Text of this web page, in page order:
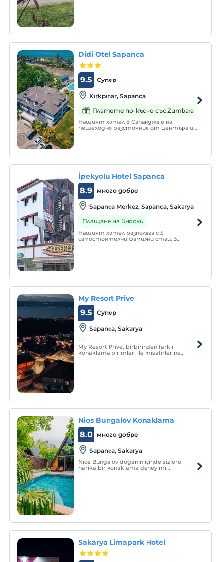
Didi Otel Sapanca
Супер
9.5
Kırkpınar, Sapanca
Платете по-късно със Zumbara
Нашият хотел в Сапанджа е на
пешеходно разстояние от центъра и
İpekyolu Hotel Sapanca
много добре
8.9
Sapanca Merkez, Sapanca, Sakarya
Плащане на вноски
Нашият хотел разполага с 5
самостоятелни фамилни стаи, 3
My Resort Prive
Супер
9.5
Sapanca, Sakarya
My Resort Prive, birbirinden farklı
konaklama birimleri ile misafirlerine
Nios Bungalov Konaklama
много добре
8.0
Sapanca, Sakarya
Nios Bungalov doğanın içinde sizlere
harika bir konaklama deneyimi
Sakarya Limapark Hotel